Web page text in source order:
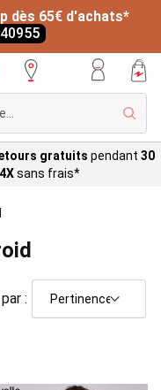
dès 65€ d'achats*
gratuits pendant 30
4Xsans frais*
: